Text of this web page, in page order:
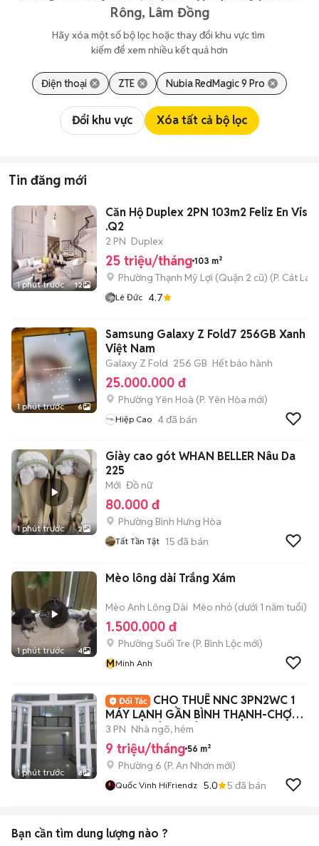
Rông, Lâm Đồng
Hãy xóa một số bộ lọc hoặc thay đổi khu vực tìm
kiếm để xem nhiều kết quả hơn
Điện thoại ZTE Nubia RedMagic 9 Pro
Đổi khu vực Xóa tất cả bộ lọc
Tin đăng mới
1 phút trước 12
Căn Hộ Duplex 2PN 103m2 Feliz En Vista
.Q2
2 PN Duplex
25 triệu/tháng 103 m²
Phường Thạnh Mỹ Lợi (Quận 2 cũ) (P. Cát Lái
Lê Đức 4.7
1 phút trước 6
Samsung Galaxy Z Fold7 256GB Xanh
Việt Nam
Galaxy Z Fold 256 GB Hết bảo hành
25.000.000 đ
Phường Yên Hoà (P. Yên Hòa mới)
Hiệp Cao 4đã bán
1 phút trước 2
Giày cao gót WHAN BELLER Nâu Da
225
Mới Đồ nữ
80.000 đ
Phường Bình Hưng Hòa
Tất Tần Tật 15 đã bán
1 phút trước 4
Mèo lông dài Trắng Xám
Mèo Anh Lông Dài Mèo nhỏ (dưới 1 năm tuổi)
1.500.000 đ
Phường Suối Tre (P. Bình Lộc mới)
MMinh Anh
1 phút trước 8
CHO THUÊ NNC 3PN2WC 1
MÁY LẠNH GẦN BÌNH THẠNH-CHỢ
HẠNH THÔNG TÂY
3 PN Nhà ngõ, hẻm
9 triệu/tháng 56 m²
Phường 6 (P. An Nhơn mới)
Quốc Vinh HiFriendz 5.0 5 đã bán
Bạn cần tìm dung lượng nào ?